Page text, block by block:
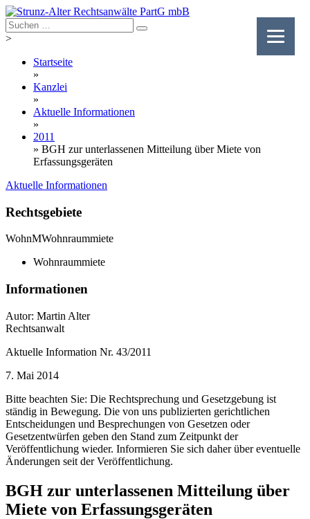
Skip
to
content
>
Startseite
»
Kanzlei
»
Aktuelle Informationen
»
2011
» BGH zur unterlassenen Mitteilung über Miete von
Erfassungsgeräten
Aktuelle Informationen
Rechtsgebiete
WohnMWohnraummiete
Wohnraummiete
Informationen
Autor: Martin Alter
Rechtsanwalt
Aktuelle Information Nr. 43/2011
7. Mai 2014
Bitte beachten Sie: Die Rechtsprechung und Gesetzgebung ist
ständig in Bewegung. Die von uns publizierten gerichtlichen
Entscheidungen und Besprechungen von Gesetzen oder
Gesetzentwürfen geben den Stand zum Zeitpunkt der
Veröffentlichung wieder. Informieren Sie sich daher über eventuelle
Änderungen seit der Veröffentlichung.
BGH zur unterlassenen Mitteilung über
Miete von Erfassungsgeräten